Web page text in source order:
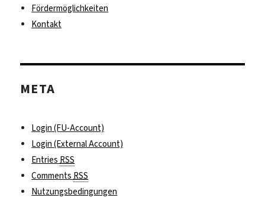
Fördermöglichkeiten
Kontakt
META
Login (FU-Account)
Login (External Account)
Entries RSS
Comments RSS
Nutzungsbedingungen